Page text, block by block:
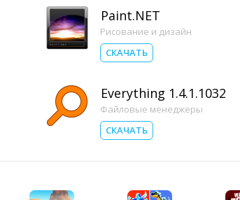
Paint.NET
Рисование и дизайн
СКАЧАТЬ
Everything 1.4.1.1032
Файловые менеджеры
СКАЧАТЬ